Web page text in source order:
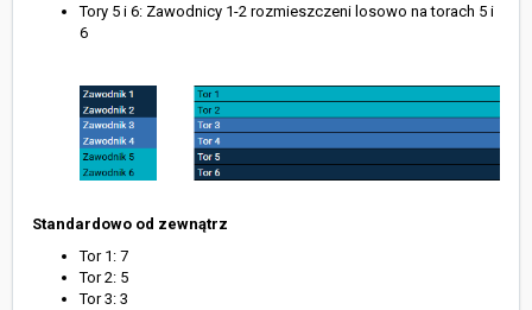
Tory 5 i 6: Zawodnicy 1-2 rozmieszczeni losowo na torach 5 i
6
Standardowo od zewnątrz
Tor 1: 7
Tor 2: 5
Tor 3: 3